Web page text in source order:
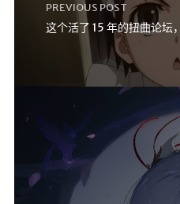
PREVIOUS POST